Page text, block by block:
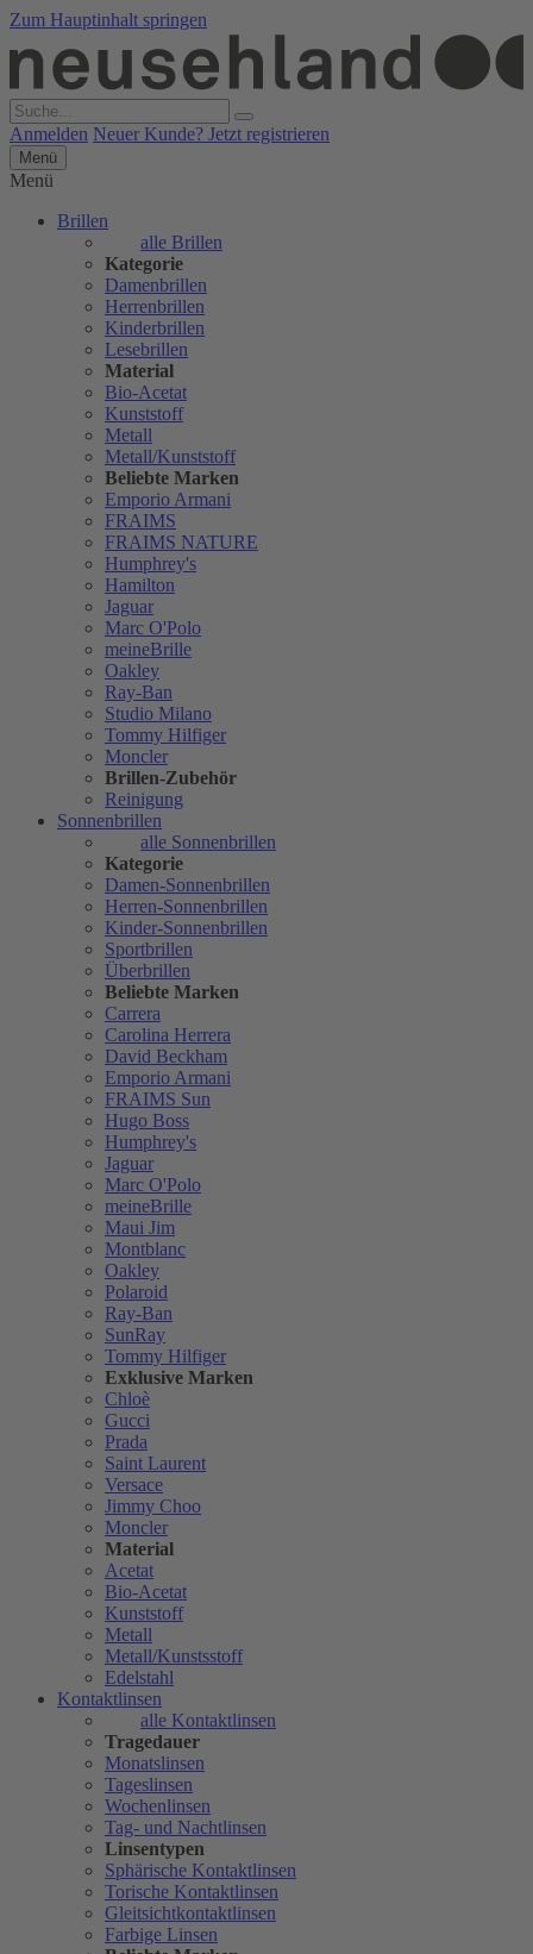
Zum Hauptinhalt springen
Anmelden Neuer Kunde? Jetzt registrieren
Menü
Menü
Brillen
alle Brillen
Kategorie
Damenbrillen
Herrenbrillen
Kinderbrillen
Lesebrillen
Material
Bio-Acetat
Kunststoff
Metall
Metall/Kunststoff
Beliebte Marken
Emporio Armani
FRAIMS
FRAIMS NATURE
Humphrey's
Hamilton
Jaguar
Marc O'Polo
meineBrille
Oakley
Ray-Ban
Studio Milano
Tommy Hilfiger
Moncler
Brillen-Zubehör
Reinigung
Sonnenbrillen
alle Sonnenbrillen
Kategorie
Damen-Sonnenbrillen
Herren-Sonnenbrillen
Kinder-Sonnenbrillen
Sportbrillen
Überbrillen
Beliebte Marken
Carrera
Carolina Herrera
David Beckham
Emporio Armani
FRAIMS Sun
Hugo Boss
Humphrey's
Jaguar
Marc O'Polo
meineBrille
Maui Jim
Montblanc
Oakley
Polaroid
Ray-Ban
SunRay
Tommy Hilfiger
Exklusive Marken
Chloè
Gucci
Prada
Saint Laurent
Versace
Jimmy Choo
Moncler
Material
Acetat
Bio-Acetat
Kunststoff
Metall
Metall/Kunstsstoff
Edelstahl
Kontaktlinsen
alle Kontaktlinsen
Tragedauer
Monatslinsen
Tageslinsen
Wochenlinsen
Tag- und Nachtlinsen
Linsentypen
Sphärische Kontaktlinsen
Torische Kontaktlinsen
Gleitsichtkontaktlinsen
Farbige Linsen